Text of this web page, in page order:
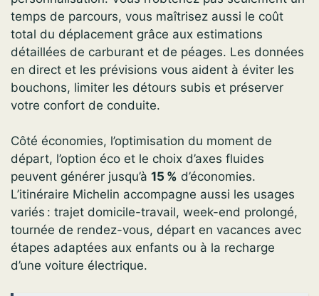
temps de parcours, vous maîtrisez aussi le coût
total du déplacement grâce aux estimations
détaillées de carburant et de péages. Les données
en direct et les prévisions vous aident à éviter les
bouchons, limiter les détours subis et préserver
votre confort de conduite.
Côté économies, l’optimisation du moment de
départ, l’option éco et le choix d’axes fluides
peuvent générer jusqu’à 15 % d’économies.
L’itinéraire Michelin accompagne aussi les usages
variés : trajet domicile-travail, week-end prolongé,
tournée de rendez-vous, départ en vacances avec
étapes adaptées aux enfants ou à la recharge
d’une voiture électrique.